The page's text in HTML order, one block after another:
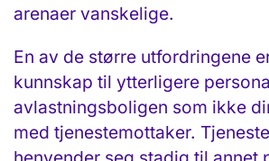
arenaer vanskelige.
En av de større utfordringene
kunnskap til ytterligere
avlastningsboligen som ikke
med tjenestemottaker.